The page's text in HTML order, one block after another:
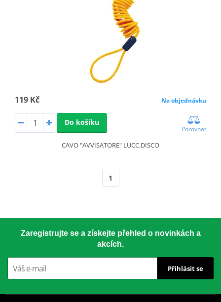
119 Kč Na objednávku
Do košíku
Porovnat
CAVO "AVVISATORE" LUCC.DISCO
1
Zaregistrujte se a získejte přehled o novinkách a
akcích.
Přihlásit se